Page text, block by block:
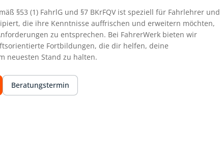
§53 (1) FahrlG und §7 BKrFQV ist speziell für Fahrlehrer und
die ihre Kenntnisse auffrischen und erweitern möchten,
zu entsprechen. Bei FahrerWerk bieten wir
Fortbildungen, die dir helfen, deine
neuesten Stand zu halten.
Beratungstermin